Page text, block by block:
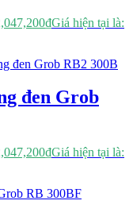
₫Giá hiện tại là:
đen Grob
₫Giá hiện tại là: